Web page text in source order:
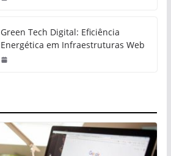
Green Tech Digital: Eficiência
Energética em Infraestruturas Web